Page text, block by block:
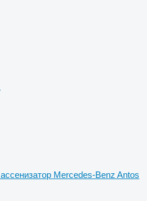
ассенизатор Mercedes-Benz Antos